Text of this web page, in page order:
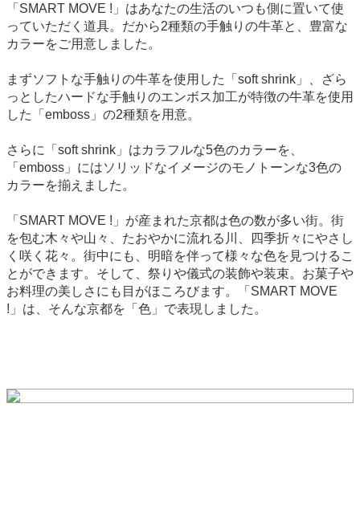
「SMART MOVE !」はあなたの生活のいつも側に置いて使
っていただく道具。だから2種類の手触りの牛革と、豊富な
カラーをご用意しました。
まずソフトな手触りの牛革を使用した「soft shrink」、ざら
っとしたハードな手触りのエンボス加工が特徴の牛革を使用
した「emboss」の2種類を用意。
さらに「soft shrink」はカラフルな5色のカラーを、
「emboss」にはソリッドなイメージのモノトーンな3色の
カラーを揃えました。
「SMART MOVE !」が産まれた京都は色の数が多い街。街
を包む木々や山々、たおやかに流れる川、四季折々にやさし
く咲く花々。街中にも、明暗を伴って様々な色を見つけるこ
とができます。そして、祭りや儀式の装飾や装束。お菓子や
お料理の美しさにも目がほころびます。「SMART MOVE
!」は、そんな京都を「色」で表現しました。